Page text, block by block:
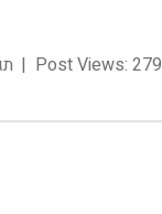
Post Views: 279